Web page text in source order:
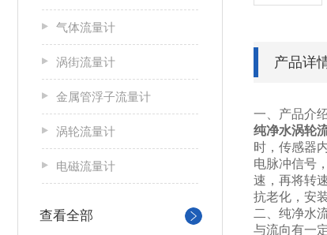
气体流量计
涡街流量计
金属管浮子流量计
涡轮流量计
电磁流量计
查看全部
产品详
一、产品介
纯净水涡轮
时，传感器
电脉冲信号
速，再将转
抗老化，安
二、纯净水
与流向有一